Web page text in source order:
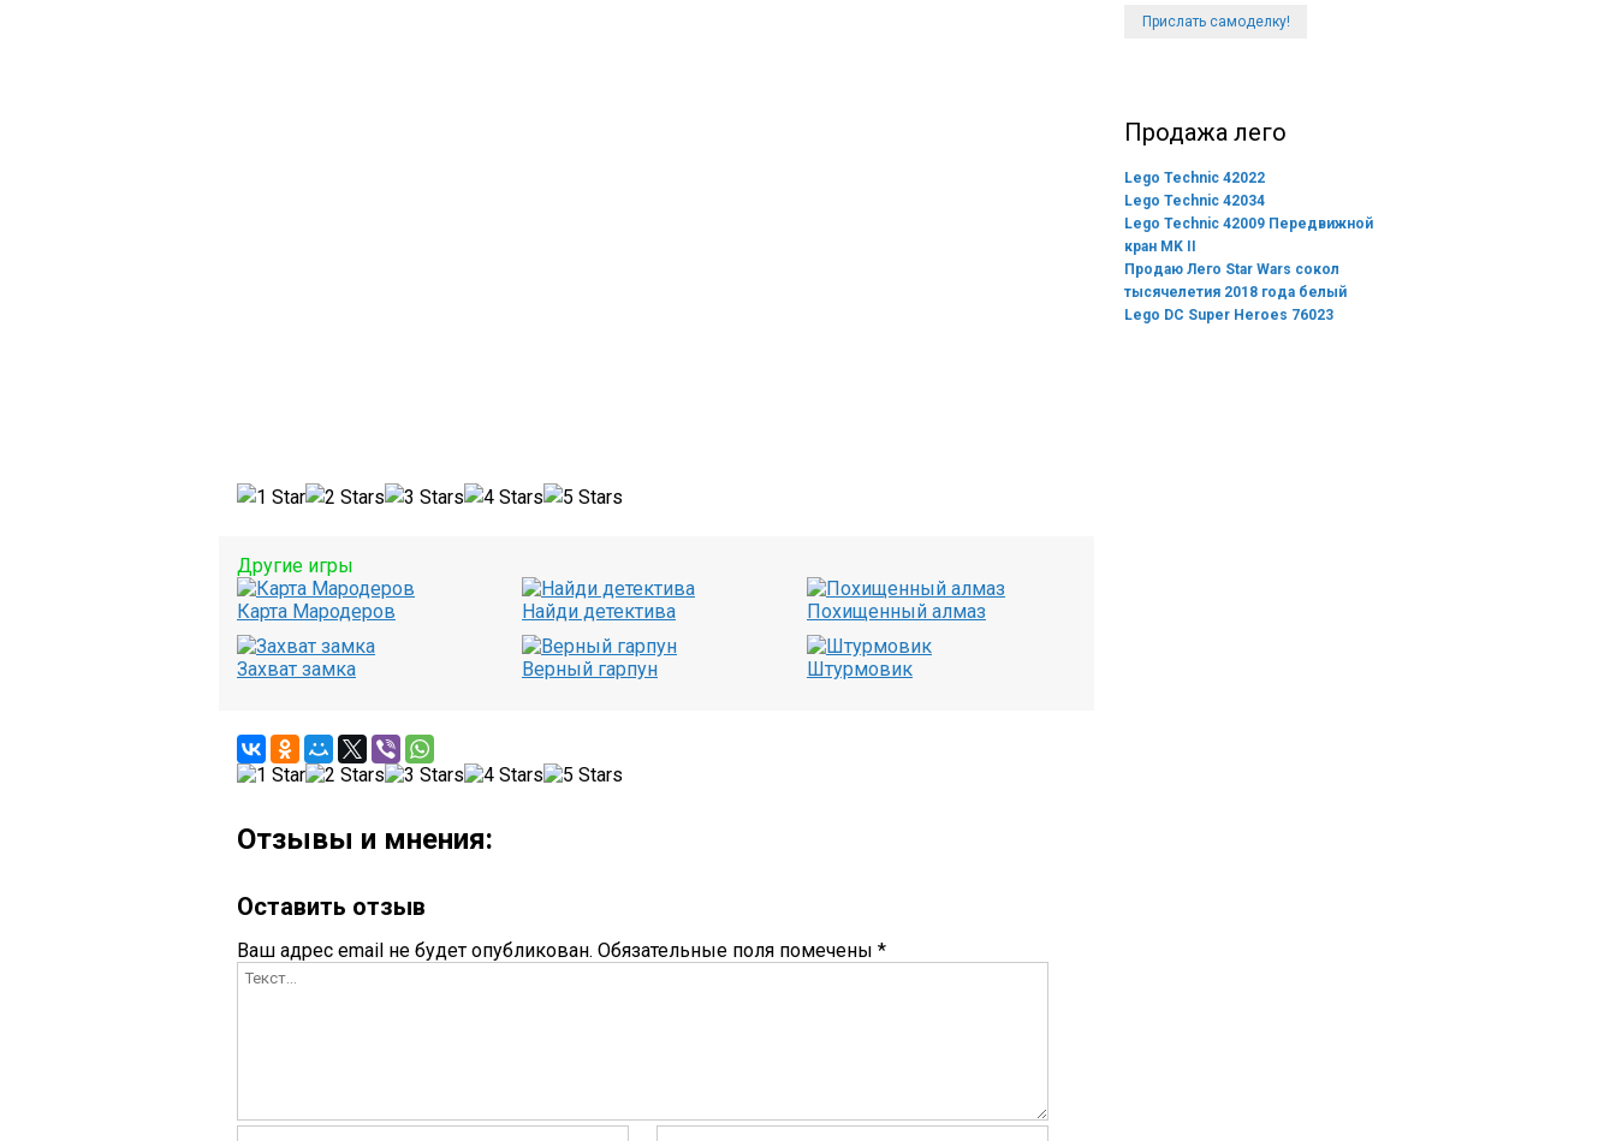
Другие игры
Карта Мародеров
Найди детектива Похищенный алмаз
Захват замка Верный гарпун Штурмовик
Отзывы и мнения:
Оставить отзыв
Ваш адрес email не будет опубликован. Обязательные поля помечены *
Прислать самоделку!
Продажа лего
Lego Technic 42022
Lego Technic 42034
Lego Technic 42009 Передвижной
кран MK II
Продаю Лего Star Wars сокол
тысячелетия 2018 года белый
Lego DC Super Heroes 76023